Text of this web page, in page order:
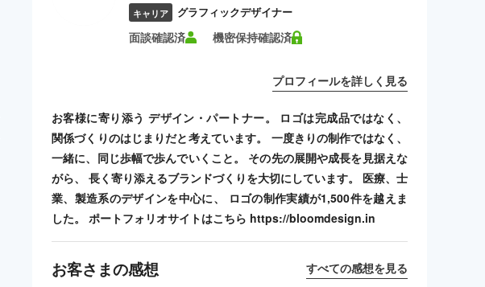
キャリア グラフィックデザイナー
面談確認済 機密保持確認済
プロフィールを詳しく見る
お客様に寄り添う デザイン・パートナー。 ロゴは完成品ではなく、
関係づくりのはじまりだと考えています。 一度きりの制作ではなく、
一緒に、同じ歩幅で歩んでいくこと。 その先の展開や成長を見据えな
がら、 長く寄り添えるブランドづくりを大切にしています。 医療、士
業、製造系のデザインを中心に、 ロゴの制作実績が1,500件を越えま
した。 ポートフォリオサイトはこちら https://bloomdesign.in
お客さまの感想 すべての感想を見る